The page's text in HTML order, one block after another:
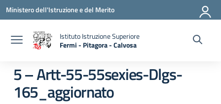
Vai ai contenuti
Vai al menu di navigazione
Vai al footer
Ministero dell'Istruzione e del Merito
Istituto Istruzione Superiore
Fermi - Pitagora - Calvosa
— Visita la pagina iniziale della scuola
5 – Artt-55-55sexies-Dlgs-
165_aggiornato